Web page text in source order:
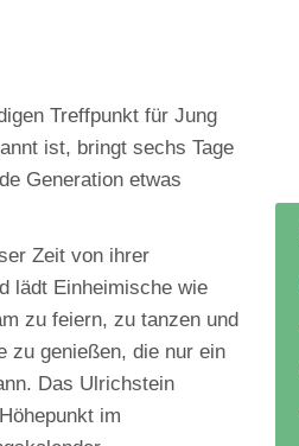
Treffpunkt für Jung
ist, bringt sechs Tage
Generation etwas
Zeit von ihrer
lädt Einheimische wie
zu feiern, zu tanzen und
zu genießen, die nur ein
Das Ulrichstein
im